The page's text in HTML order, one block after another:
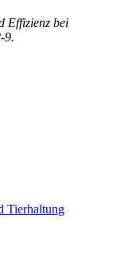
Effizienz bei
9.
Tierhaltung